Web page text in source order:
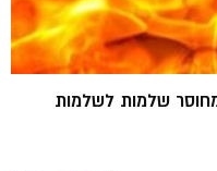
שלמות לשלמות